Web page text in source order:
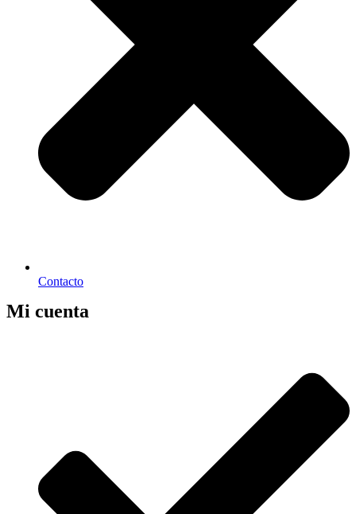
Contacto
Mi cuenta